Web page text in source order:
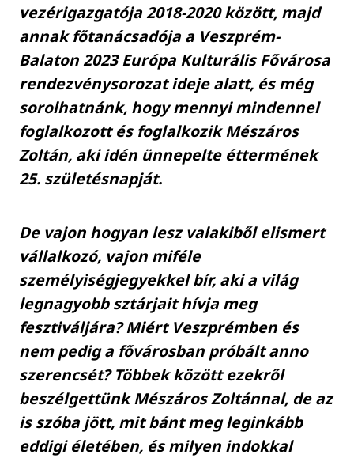
vezérigazgatója 2018-2020 között, majd
annak főtanácsadója a Veszprém-
Balaton 2023 Európa Kulturális Fővárosa
rendezvénysorozat ideje alatt, és még
sorolhatnánk, hogy mennyi mindennel
foglalkozott és foglalkozik Mészáros
Zoltán, aki idén ünnepelte éttermének
25. születésnapját.
De vajon hogyan lesz valakiből elismert
vállalkozó, vajon miféle
személyiségjegyekkel bír, aki a világ
legnagyobb sztárjait hívja meg
fesztiváljára? Miért Veszprémben és
nem pedig a fővárosban próbált anno
szerencsét? Többek között ezekről
beszélgettünk Mészáros Zoltánnal, de az
is szóba jött, mit bánt meg leginkább
eddigi életében, és milyen indokkal